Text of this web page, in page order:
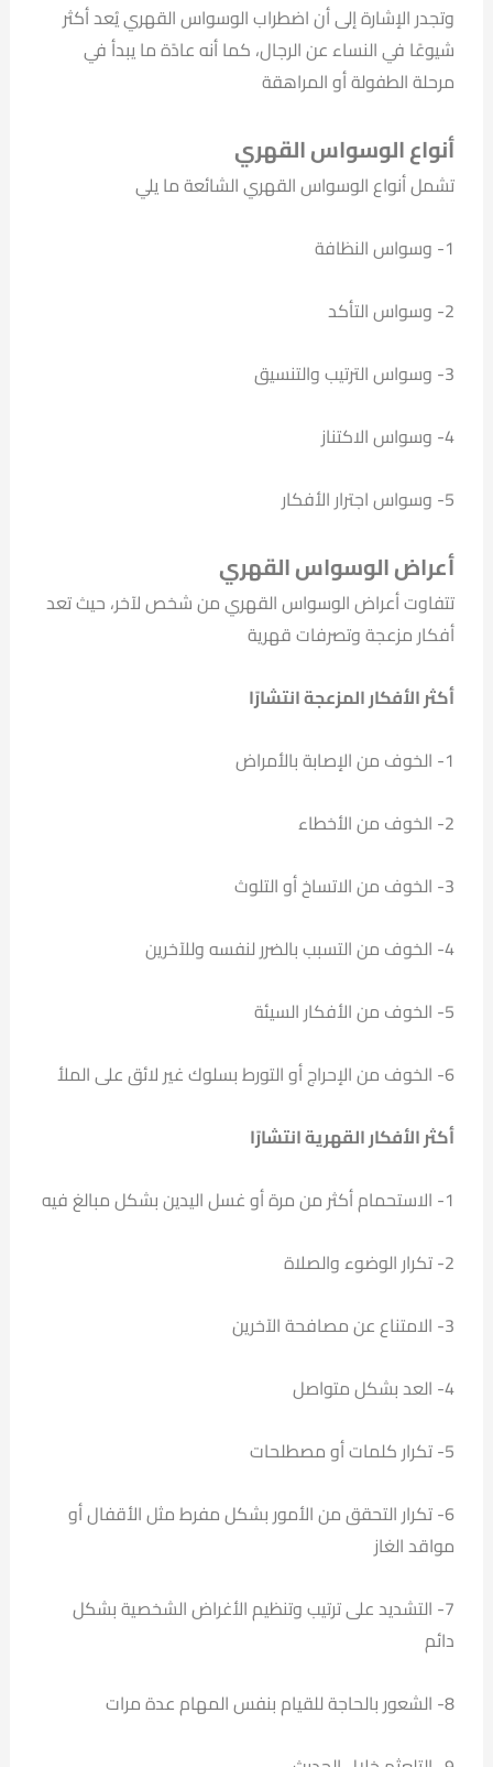
وتجدر الإشارة إلى أن اضطراب الوسواس القهري يُعد أكثر
شيوعًا في النساء عن الرجال، كما أنه عادًة ما يبدأ في
مرحلة الطفولة أو المراهقة
أنواع الوسواس القهري
تشمل أنواع الوسواس القهري الشائعة ما يلي
1- وسواس النظافة
2- وسواس التأكد
3- وسواس الترتيب والتنسيق
4- وسواس الاكتناز
5- وسواس اجترار الأفكار
أعراض الوسواس القهري
تتفاوت أعراض الوسواس القهري من شخص لآخر، حيث تعد
أفكار مزعجة وتصرفات قهرية
أكثر الأفكار المزعجة انتشارًا
1- الخوف من الإصابة بالأمراض
2- الخوف من الأخطاء
3- الخوف من الاتساخ أو التلوث
4- الخوف من التسبب بالضرر لنفسه وللآخرين
5- الخوف من الأفكار السيئة
6- الخوف من الإحراج أو التورط بسلوك غير لائق على الملأ
أكثر الأفكار القهرية انتشارًا
1- الاستحمام أكثر من مرة أو غسل اليدين بشكل مبالغ فيه
2- تكرار الوضوء والصلاة
3- الامتناع عن مصافحة الآخرين
4- العد بشكل متواصل
5- تكرار كلمات أو مصطلحات
6- تكرار التحقق من الأمور بشكل مفرط مثل الأقفال أو
مواقد الغاز
7- التشديد على ترتيب وتنظيم الأغراض الشخصية بشكل
دائم
8- الشعور بالحاجة للقيام بنفس المهام عدة مرات